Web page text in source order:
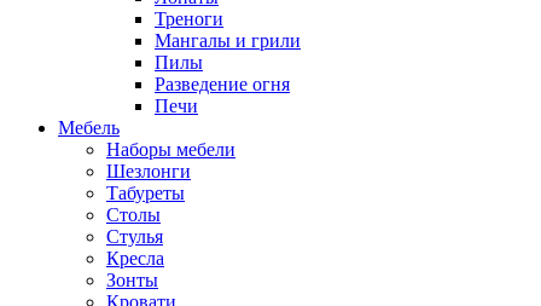
Треноги
Мангалы и грили
Пилы
Разведение огня
Печи
Мебель
Наборы мебели
Шезлонги
Табуреты
Столы
Стулья
Кресла
Зонты
Кровати